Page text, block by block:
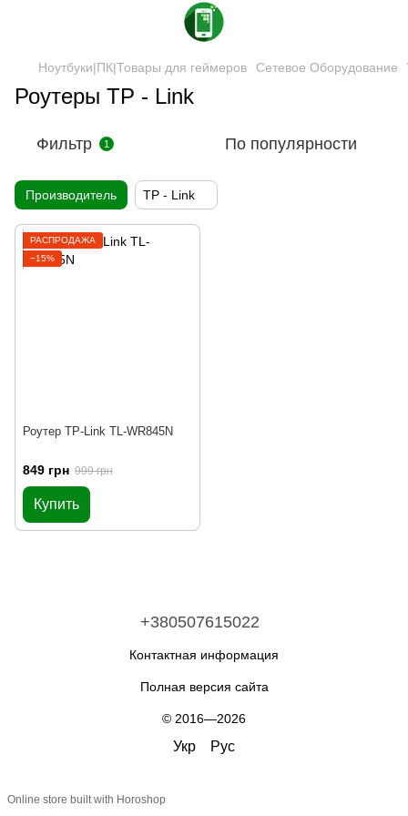
Ноутбуки|ПК|Товары для геймеров Сетевое Оборудование
Роутеры TP - Link
Фильтр 1 По популярности
Производитель TP - Link
РАСПРОДАЖА
−15%
Роутер TP-Link TL-WR845N
849 грн 999 грн
Купить
+380507615022
Контактная информация
Полная версия сайта
© 2016—2026
Укр Рус
Online store built with Horoshop